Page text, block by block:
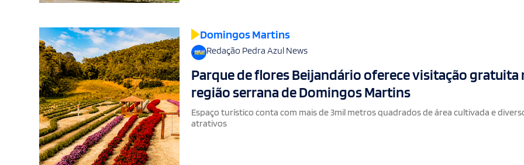
Domingos Martins
Redação Pedra Azul News
Parque de flores Beijandário oferece visitação gratuita
região serrana de Domingos Martins
Espaço turístico conta com mais de 3mil metros quadrados de área cultivada e
atrativos